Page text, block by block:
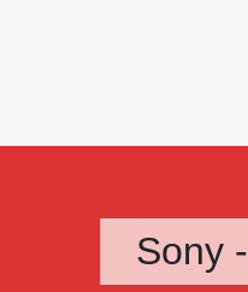
Sony